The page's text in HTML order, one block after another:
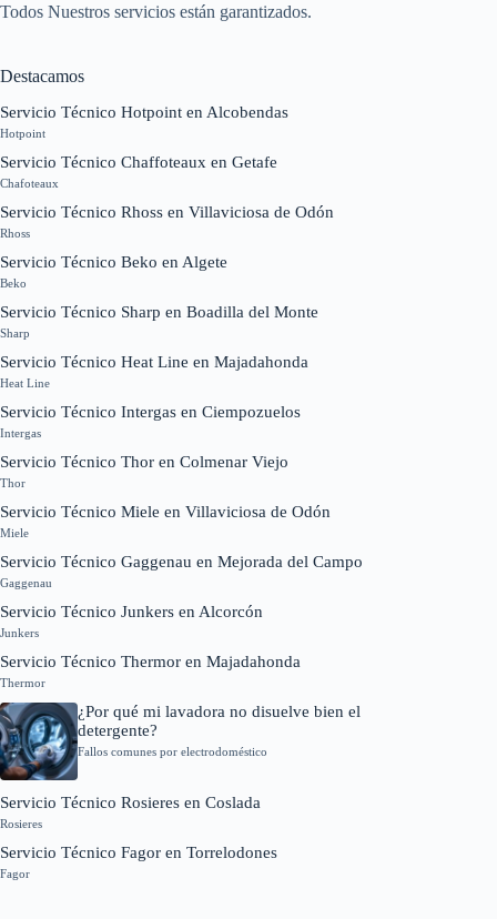
Todos Nuestros servicios están garantizados.
Destacamos
Servicio Técnico Hotpoint en Alcobendas
Hotpoint
Servicio Técnico Chaffoteaux en Getafe
Chafoteaux
Servicio Técnico Rhoss en Villaviciosa de Odón
Rhoss
Servicio Técnico Beko en Algete
Beko
Servicio Técnico Sharp en Boadilla del Monte
Sharp
Servicio Técnico Heat Line en Majadahonda
Heat Line
Servicio Técnico Intergas en Ciempozuelos
Intergas
Servicio Técnico Thor en Colmenar Viejo
Thor
Servicio Técnico Miele en Villaviciosa de Odón
Miele
Servicio Técnico Gaggenau en Mejorada del Campo
Gaggenau
Servicio Técnico Junkers en Alcorcón
Junkers
Servicio Técnico Thermor en Majadahonda
Thermor
¿Por qué mi lavadora no disuelve bien el
detergente?
Fallos comunes por electrodoméstico
Servicio Técnico Rosieres en Coslada
Rosieres
Servicio Técnico Fagor en Torrelodones
Fagor